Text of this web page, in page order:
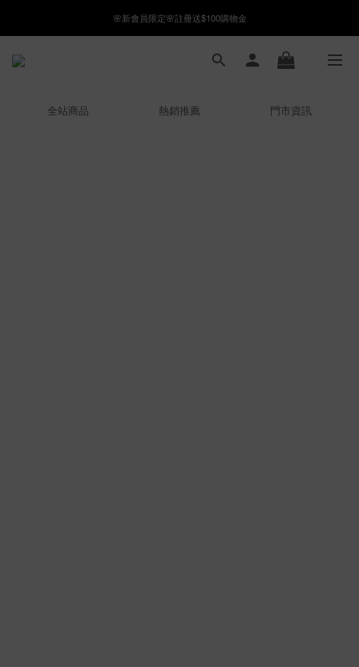
8月月初限定｜指定分類滿件88折！
🌸新會員限定🌸註冊送$100購物金
8月月初限定｜指定分類滿件88折！
全站商品 熱銷推薦 門市資訊